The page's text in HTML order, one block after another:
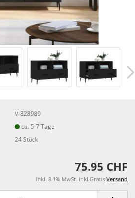
V-828989
ca. 5-7 Tage
24Stück
75.95 CHF
inkl. 8.1% MwSt. inkl.Gratis Versand